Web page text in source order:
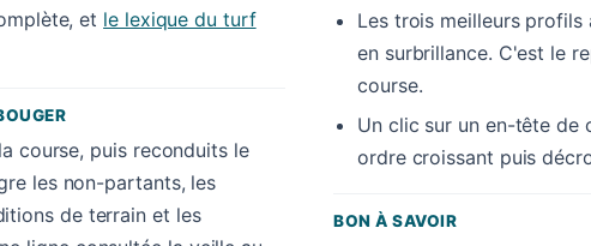
et le lexique du turf
course, puis reconduits le
les non-partants, les
de terrain et les
Les trois meilleurs profils
en surbrillance. C'est le
course.
Un clic sur un en-tête de
ordre croissant puis
BON À SAVOIR